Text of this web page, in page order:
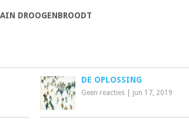
DROOGENBROODT
DE OPLOSSING
Geen reacties jun 17, 2019